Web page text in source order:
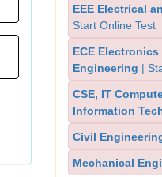
EEE Electrical
Start Online Test
ECE
Engineering |
CSE, IT
Information
Civil
Mechanical